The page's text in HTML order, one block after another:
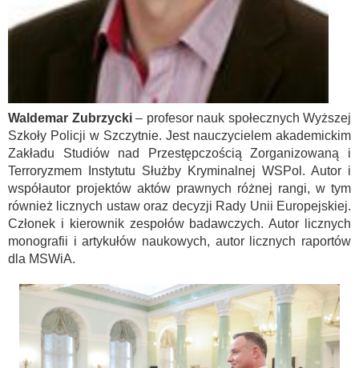
Waldemar Zubrzycki– profesor nauk społecznych Wyższej
Szkoły Policji w Szczytnie. Jest nauczycielem akademickim
Zakładu Studiów nad Przestępczością Zorganizowaną i
Terroryzmem Instytutu Służby Kryminalnej WSPol. Autor i
współautor projektów aktów prawnych różnej rangi, w tym
również licznych ustaw oraz decyzji Rady Unii Europejskiej.
Członek i kierownik zespołów badawczych. Autor licznych
monografii i artykułów naukowych, autor licznych raportów
dla MSWiA.